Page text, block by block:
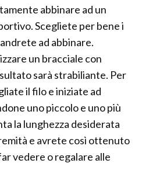
abbinare ad un
Scegliete per bene i
ad abbinare.
un bracciale con
sarà strabiliante. Per
il filo e iniziate ad
uno piccolo e uno più
la lunghezza desiderata
e avrete così ottenuto
vedere o regalare alle